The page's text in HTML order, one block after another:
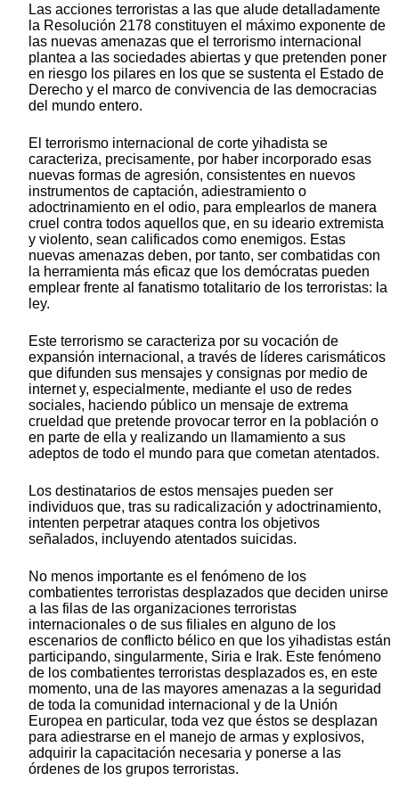
Las acciones terroristas a las que alude detalladamente
la Resolución 2178 constituyen el máximo exponente de
las nuevas amenazas que el terrorismo internacional
plantea a las sociedades abiertas y que pretenden poner
en riesgo los pilares en los que se sustenta el Estado de
Derecho y el marco de convivencia de las democracias
del mundo entero.
El terrorismo internacional de corte yihadista se
caracteriza, precisamente, por haber incorporado esas
nuevas formas de agresión, consistentes en nuevos
instrumentos de captación, adiestramiento o
adoctrinamiento en el odio, para emplearlos de manera
cruel contra todos aquellos que, en su ideario extremista
y violento, sean calificados como enemigos. Estas
nuevas amenazas deben, por tanto, ser combatidas con
la herramienta más eficaz que los demócratas pueden
emplear frente al fanatismo totalitario de los terroristas: la
ley.
Este terrorismo se caracteriza por su vocación de
expansión internacional, a través de líderes carismáticos
que difunden sus mensajes y consignas por medio de
internet y, especialmente, mediante el uso de redes
sociales, haciendo público un mensaje de extrema
crueldad que pretende provocar terror en la población o
en parte de ella y realizando un llamamiento a sus
adeptos de todo el mundo para que cometan atentados.
Los destinatarios de estos mensajes pueden ser
individuos que, tras su radicalización y adoctrinamiento,
intenten perpetrar ataques contra los objetivos
señalados, incluyendo atentados suicidas.
No menos importante es el fenómeno de los
combatientes terroristas desplazados que deciden unirse
a las filas de las organizaciones terroristas
internacionales o de sus filiales en alguno de los
escenarios de conflicto bélico en que los yihadistas están
participando, singularmente, Siria e Irak. Este fenómeno
de los combatientes terroristas desplazados es, en este
momento, una de las mayores amenazas a la seguridad
de toda la comunidad internacional y de la Unión
Europea en particular, toda vez que éstos se desplazan
para adiestrarse en el manejo de armas y explosivos,
adquirir la capacitación necesaria y ponerse a las
órdenes de los grupos terroristas.